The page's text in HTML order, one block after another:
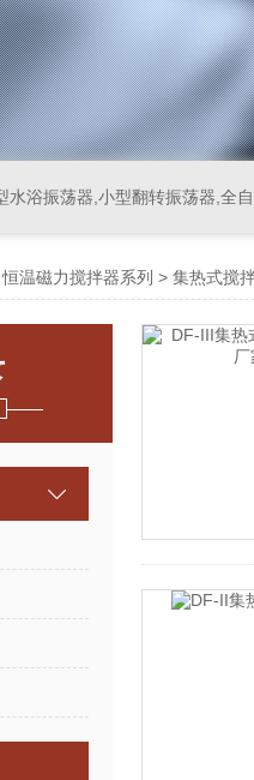
水浴振荡器,小型翻转振荡器,全
恒温磁力搅拌器系列 > 集热式搅